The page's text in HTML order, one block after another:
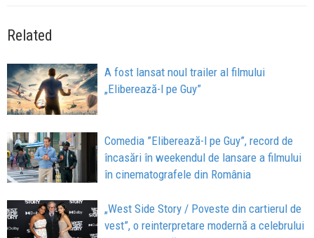
Related
A fost lansat noul trailer al filmului
„Eliberează-l pe Guy”
Comedia ”Eliberează-l pe Guy”, record de
încasări în weekendul de lansare a filmului
în cinematografele din România
„West Side Story / Poveste din cartierul de
vest”, o reinterpretare modernă a celebrului